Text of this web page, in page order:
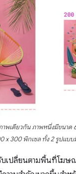
พเดียวกัน ภาพหนึ่งมีขนาด
x 300 พิกเซล ทั้ง 2 รูปแบ
เปลี่ยนตามพื้นที่โฆษ